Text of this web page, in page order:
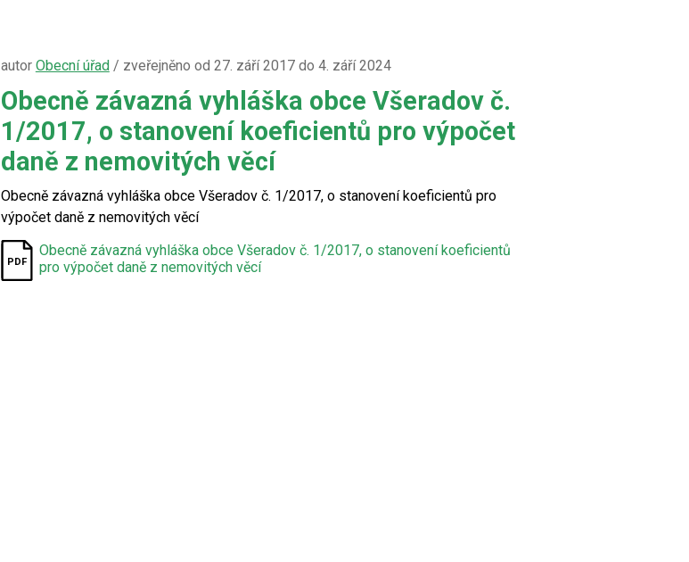
autor Obecní úřad/ zveřejněno od 27. září 2017 do 4. září 2024
Obecně závazná vyhláška obce Všeradov č.
1/2017, o stanovení koeficientů pro výpočet
daně z nemovitých věcí
Obecně závazná vyhláška obce Všeradov č. 1/2017, o stanovení koeficientů pro
výpočet daně z nemovitých věcí
Obecně závazná vyhláška obce Všeradov č. 1/2017, o stanovení koeficientů
pro výpočet daně z nemovitých věcí